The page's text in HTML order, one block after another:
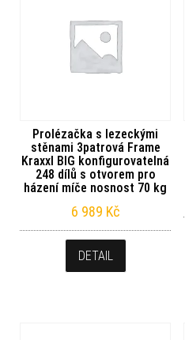
Prolézačka s lezeckými
stěnami 3patrová Frame
Kraxxl BIG konfigurovatelná
248 dílů s otvorem pro
házení míče nosnost 70 kg
6 989 Kč
DETAIL